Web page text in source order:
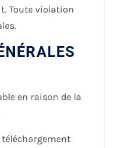
Toute violation
en raison de la